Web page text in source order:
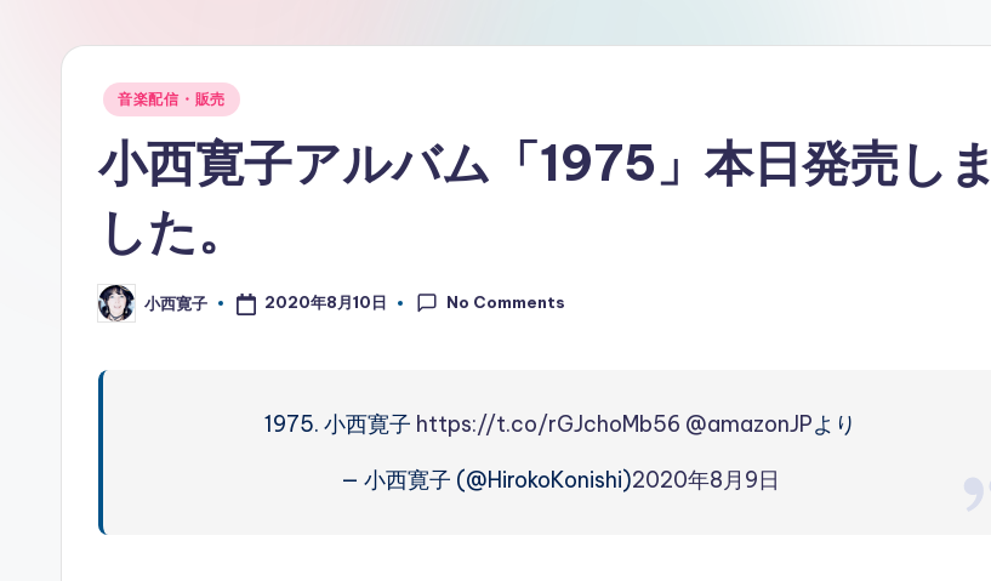
ン
ガ
ー
ソ
ン
グ
Posted
音楽配信・販売
小西寛子アルバム「1975」本日発売しま
した。
Posted
by
小西寛子 2020年8月10日 No Comments
1975. 小西寛子 https://t.co/rGJchoMb56 @amazonJPより
— 小西寛子 (@HirokoKonishi)2020年8月9日